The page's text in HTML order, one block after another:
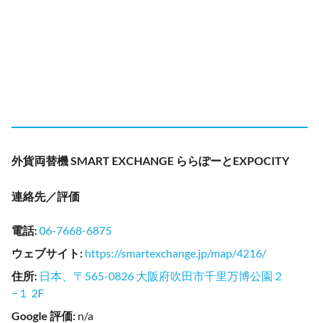
外貨両替機 SMART EXCHANGE ららぽーとEXPOCITY
連絡先／評価
電話:06-7668-6875
ウェブサイト : https://smartexchange.jp/map/4216/
住所: 日本、〒565-0826 大阪府吹田市千里万博公園２
−１ 2F
Google 評価: n/a